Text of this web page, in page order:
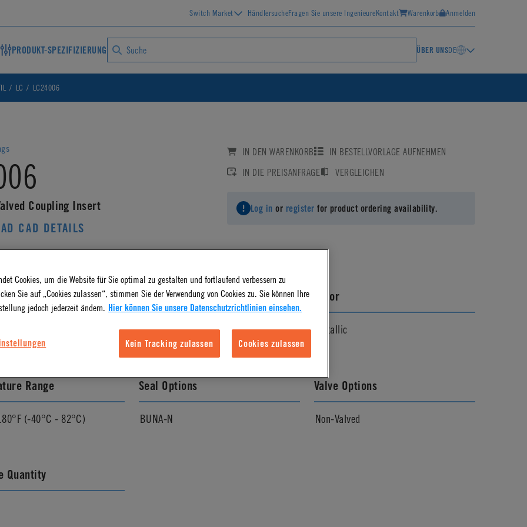
Switch Market HändlersucheFragen Sie unsere IngenieureKontakt Warenkorb Anmelden
PRODUKT-SPEZIFIZIERUNG ÜBER UNSDE
LC LC24006
Coupling Insert
CAD DETAILS
IN DEN WARENKORB
IN BESTELLVORLAGE AUFNEHMEN
IN DIE PREISANFRAGE
VERGLEICHEN
Log in or register for product ordering availability.
Finish Pressure Range
Vacuum to 250 psi, 17.3 bar
Color
Metallic
Range
(-40°C - 82°C)
Seal Options
BUNA-N
Valve Options
Non-Valved
Quantity
Cookies, um die Website für Sie optimal zu gestalten und fortlaufend verbessern zu
Sie auf „Cookies zulassen“, stimmen Sie der Verwendung von Cookies zu. Sie können Ihre
jedoch jederzeit ändern. Hier können Sie unsere Datenschutzrichtlinien einsehen.
Kein Tracking zulassen Cookies zulassen